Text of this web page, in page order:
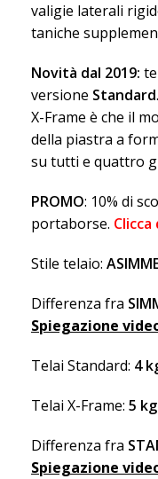
valigie laterali
taniche
Novità dal 2019:
versione Standard
X-Frame è che il
della piastra a
su tutti e quattro
PROMO: 10% di
portaborse.
Stile telaio:
Differenza fra
Spiegazione
Telai Standard: 4
Telai X-Frame: 5 kg
Differenza fra
Spiegazione